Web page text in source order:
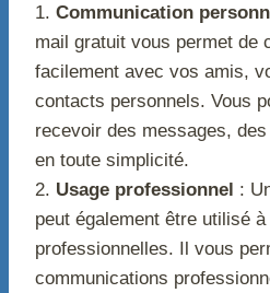
1. Communication
mail gratuit vous permet de
facilement avec vos amis,
contacts personnels. Vous
recevoir des messages,
en toute simplicité.
2. Usage professionnel :
peut également être utilisé
professionnelles. Il vous
communications